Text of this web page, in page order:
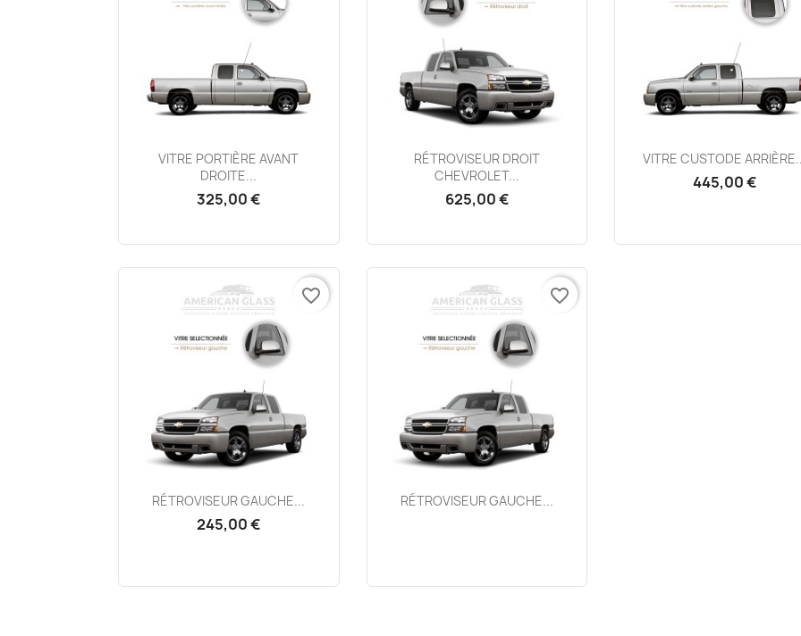
Aperçu rapide
VITRE PORTIÈRE AVANT
DROITE...
325,00 €
Aperçu rapide
RÉTROVISEUR DROIT
CHEVROLET...
625,00 €
Aperçu rapide
VITRE CUSTODE
445,00 €
Aperçu rapide
RÉTROVISEUR GAUCHE...
245,00 €
favorite_border
Aperçu rapide
RÉTROVISEUR GAUCHE...
favorite_border